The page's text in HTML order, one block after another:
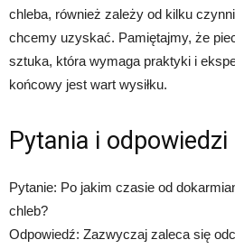
chleba, również zależy od kilku
chcemy uzyskać. Pamiętajmy, że
sztuka, która wymaga praktyki i
końcowy jest wart wysiłku.
Pytania i odpowiedzi
Pytanie: Po jakim czasie od
chleb?
Odpowiedź: Zazwyczaj zaleca się